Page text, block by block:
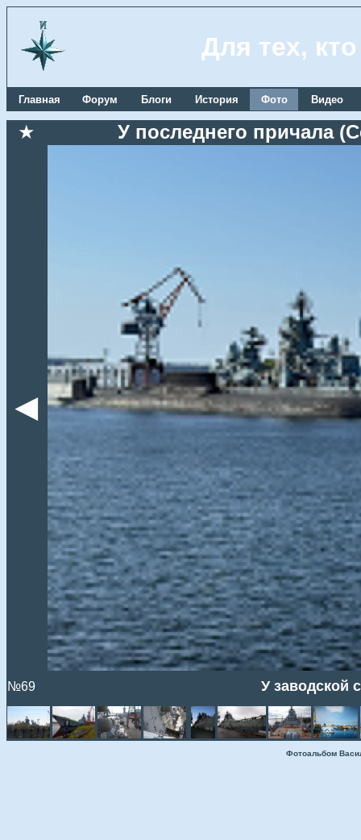
Для тех,
Главная Форум Блоги История Фото Видео
★ У последнего причала
◄
№69 У заводской
Фотоальбом